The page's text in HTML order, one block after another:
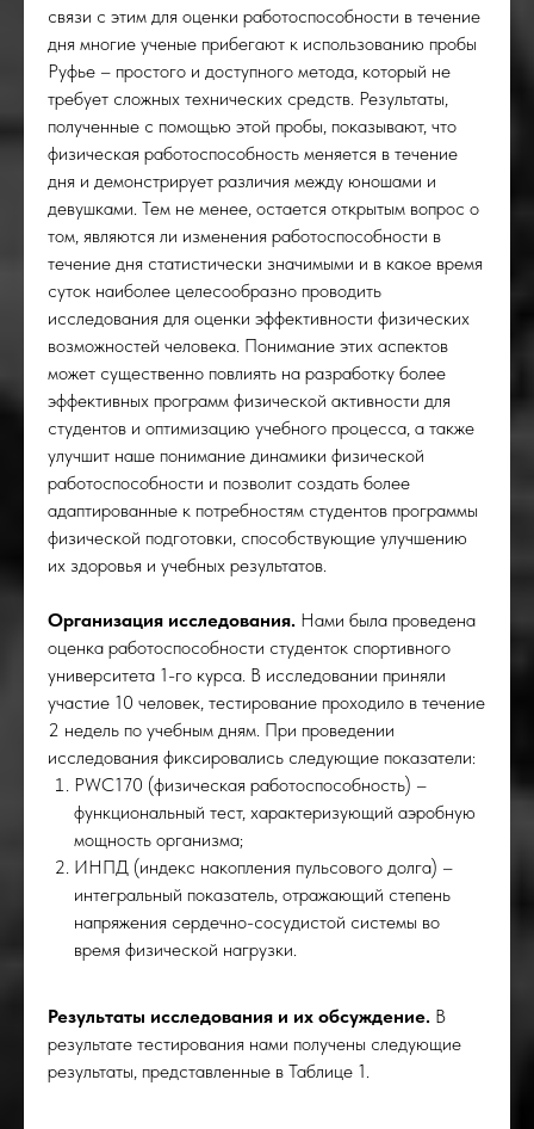
связи с этим для оценки работоспособности в течение
дня многие ученые прибегают к использованию пробы
Руфье – простого и доступного метода, который не
требует сложных технических средств. Результаты,
полученные с помощью этой пробы, показывают, что
физическая работоспособность меняется в течение
дня и демонстрирует различия между юношами и
девушками. Тем не менее, остается открытым вопрос о
том, являются ли изменения работоспособности в
течение дня статистически значимыми и в какое время
суток наиболее целесообразно проводить
исследования для оценки эффективности физических
возможностей человека. Понимание этих аспектов
может существенно повлиять на разработку более
эффективных программ физической активности для
студентов и оптимизацию учебного процесса, а также
улучшит наше понимание динамики физической
работоспособности и позволит создать более
адаптированные к потребностям студентов программы
физической подготовки, способствующие улучшению
их здоровья и учебных результатов.
Организация исследования. Нами была проведена
оценка работоспособности студенток спортивного
университета 1-го курса. В исследовании приняли
участие 10 человек, тестирование проходило в течение
2 недель по учебным дням. При проведении
исследования фиксировались следующие показатели:
PWC170 (физическая работоспособность) –
функциональный тест, характеризующий аэробную
мощность организма;
ИНПД (индекс накопления пульсового долга) –
интегральный показатель, отражающий степень
напряжения сердечно-сосудистой системы во
время физической нагрузки.
Результаты исследования и их обсуждение. В
результате тестирования нами получены следующие
результаты, представленные в Таблице 1.